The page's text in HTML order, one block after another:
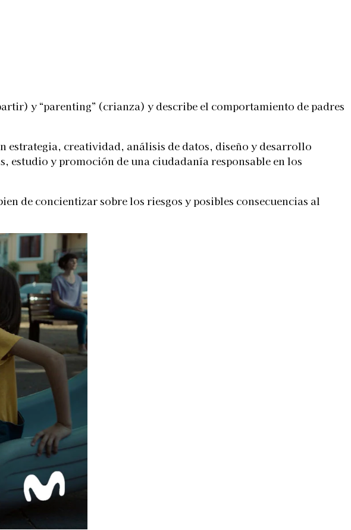
y “parenting” (crianza) y describe el comportamiento de padres
estrategia, creatividad, análisis de datos, diseño y desarrollo
y promoción de una ciudadanía responsable en los
de concientizar sobre los riesgos y posibles consecuencias al